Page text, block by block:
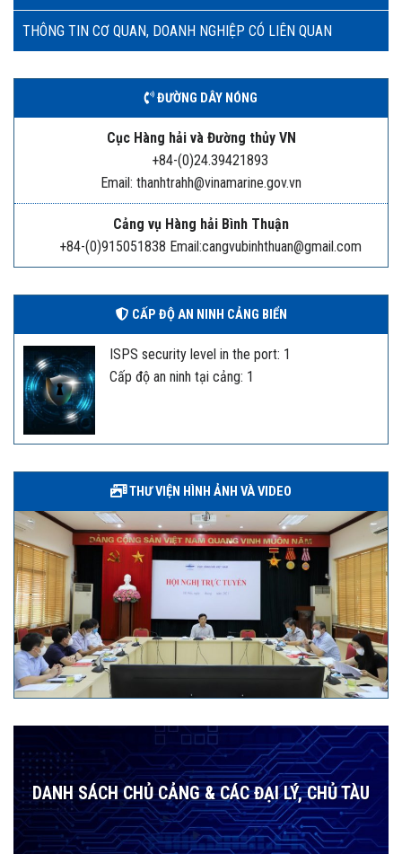
THÔNG TIN CƠ QUAN, DOANH NGHIỆP CÓ LIÊN QUAN
ĐƯỜNG DÂY NÓNG
Cục Hàng hải và Đường thủy VN
+84-(0)24.39421893
Email: thanhtrahh@vinamarine.gov.vn
Cảng vụ Hàng hải Bình Thuận
+84-(0)915051838 Email:cangvubinhthuan@gmail.com
CẤP ĐỘ AN NINH CẢNG BIỂN
ISPS security level in the port: 1
Cấp độ an ninh tại cảng: 1
THƯ VIỆN HÌNH ẢNH VÀ VIDEO
DANH SÁCH CHỦ CẢNG & CÁC ĐẠI LÝ, CHỦ TÀU